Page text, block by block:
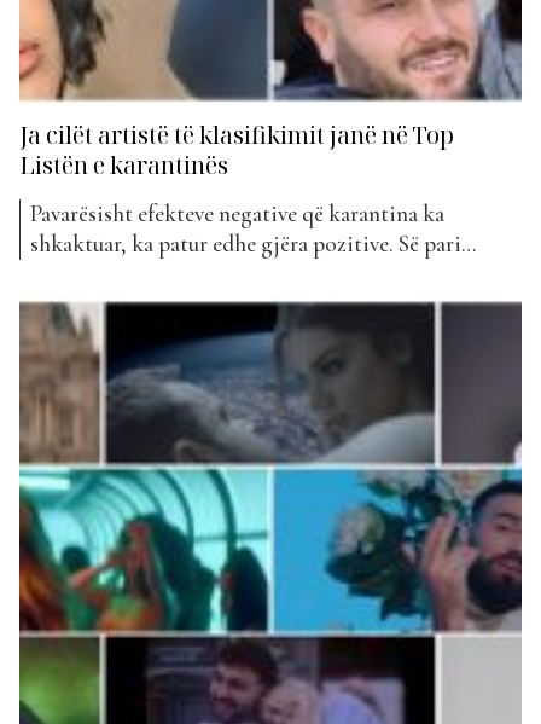
Ja cilët artistë të klasifikimit janë në Top
Listën e karantinës
Pavarësisht efekteve negative që karantina ka
shkaktuar, ka patur edhe gjëra pozitive. Së pari
mrekullueshme pranë familjarëve të tyre dhe së dyti
artistët kanë vendosur të zbulojnë më shumë rreth
jetës së tyre familjare por edhe të gjenden pranë
fansave të tyre...